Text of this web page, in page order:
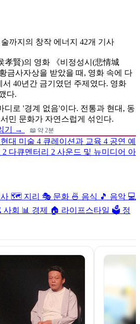
까지의 창작 에너지 42개 기사
孝賢)의 영화 《비정성시(悲情城
금사자상을 받았을 때, 영화 속에 다
서 40년간 금기였던 주제였다. 영화
다.
디로 '경계 없음'이다. 전통과 현대, 동
민 문화가 자연스럽게 섞인다.
기 →
📖 약 2분
현대 미술 4 큐레이션과 교육 4 공연 예
2 다큐멘터리 2 사운드 및 뉴미디어 아
🗺️ 지리 🎭 문화 🍜 음식 🎵 음악 💻
회 📊 경제 🏠 라이프스타일 🗳️ 정